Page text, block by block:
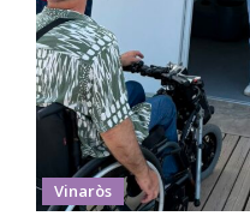
Vinaròs